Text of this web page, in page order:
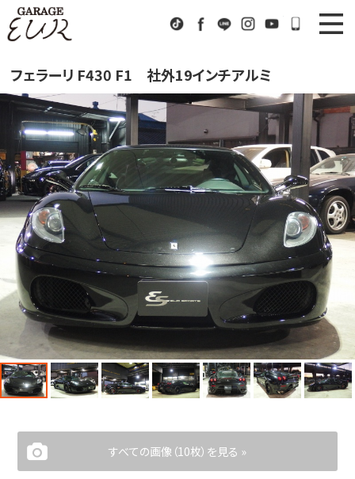
TikTokFacebook
LINE InstagramYoutube072-
ニュース
Stock List
在庫車情報
EUR Sports
EURスポーツ
Factory
工場紹介
Company
会社概要
Access
アクセス
Contact us
お問い合わせ
フェラーリ F430 F1 社外19インチアルミ
すべての画像（10枚）を見る »